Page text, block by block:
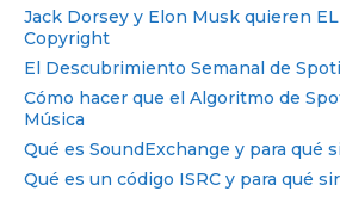
Jack Dorsey y Elon Musk quieren
Copyright
El Descubrimiento Semanal de
Cómo hacer que el Algoritmo de
Música
Qué es SoundExchange y para qué
Qué es un código ISRC y para qué